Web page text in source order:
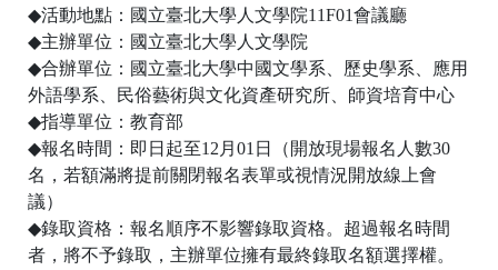
◆活動地點：國立臺北大學人文學院11F01會議廳
◆主辦單位：國立臺北大學人文學院
◆合辦單位：國立臺北大學中國文學系、歷史學系、應用
外語學系、民俗藝術與文化資產研究所、師資培育中心
◆指導單位：教育部
◆報名時間：即日起至12 月01 日（開放現場報名人數30
名，若額滿將提前關閉報名表單或視情況開放線上會
議）
◆錄取資格：報名順序不影響錄取資格。超過報名時間
者，將不予錄取，主辦單位擁有最終錄取名額選擇權。